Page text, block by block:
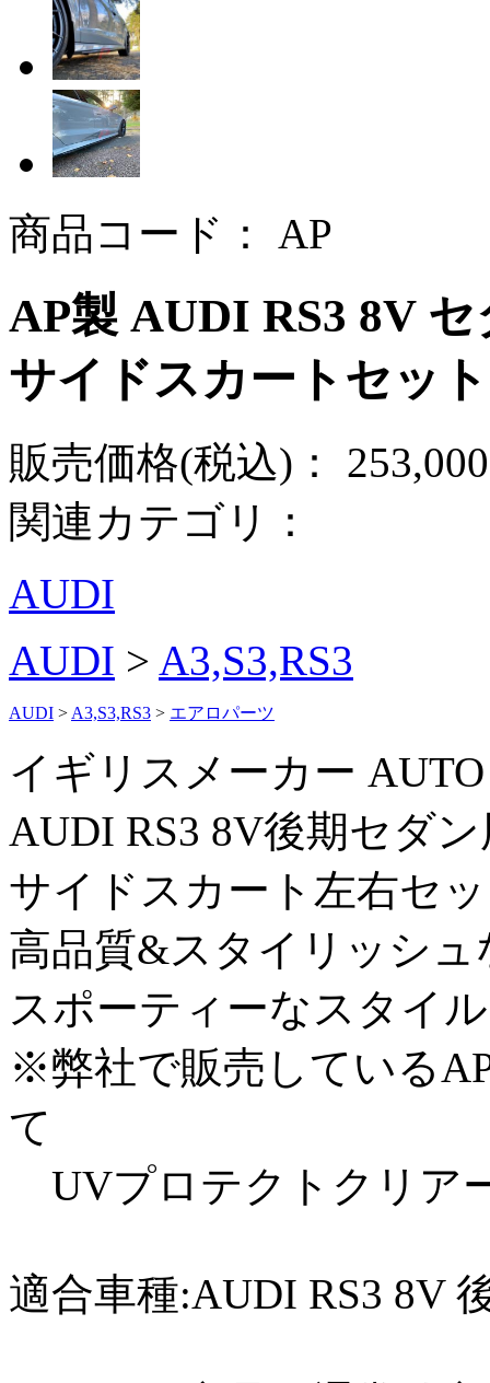
商品コード： AP
AP製 AUDI RS3 8V
サイドスカートセット
販売価格(税込)：
関連カテゴリ：
AUDI
AUDI > A3,S3,RS3
AUDI > A3,S3,RS3 > エアロパーツ
イギリスメーカー
AUDI RS3 8V後期セダ
サイドスカート左右セ
高品質&スタイリッシ
スポーティーなスタイ
※弊社で販売している
て
UVプロテクトクリア
適合車種:AUDI RS3 8V